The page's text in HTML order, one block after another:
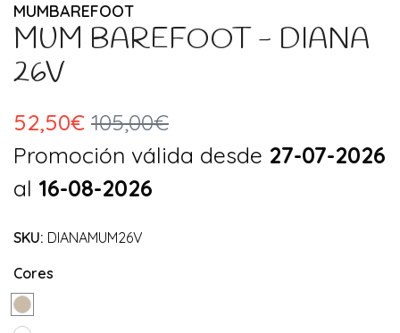
MUMBAREFOOT
MUM BAREFOOT - DIANA
26V
52,50€ 105,00€
Promoción válida desde 27-07-2026
al 16-08-2026
SKU: DIANAMUM26V
Cores